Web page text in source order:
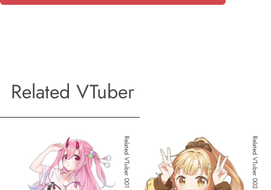
Related VTuber
Related VTuber 001 Related VTuber 002